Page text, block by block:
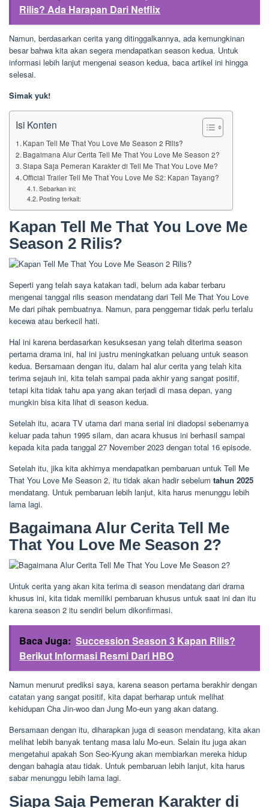
Rilis? Ada Harapan Dari Netflix
Namun, berdasarkan cerita yang ditinggalkannya, ada kemungkinan
besar bahwa kita akan segera mendapatkan season kedua. Untuk
informasi lebih lanjut mengenai season kedua, baca artikel ini hingga
selesai.
Simak yuk!
Isi Konten
Kapan Tell Me That You Love Me Season 2 Rilis?
Bagaimana Alur Cerita Tell Me That You Love Me Season 2?
Siapa Saja Pemeran Karakter di Tell Me That You Love Me?
Official Trailer Tell Me That You Love Me S2: Kapan Tayang?
Sebarkan ini:
Posting terkait:
Kapan Tell Me That You Love Me
Season 2 Rilis?
Seperti yang telah saya katakan tadi, belum ada kabar terbaru
mengenai tanggal rilis season mendatang dari Tell Me That You Love
Me dari pihak pembuatnya. Namun, para penggemar tidak perlu terlalu
kecewa atau berkecil hati.
Hal ini karena berdasarkan kesuksesan yang telah diterima season
pertama drama ini, hal ini justru meningkatkan peluang untuk season
kedua. Bersamaan dengan itu, dalam hal alur cerita yang telah kita
terima sejauh ini, kita telah sampai pada akhir yang sangat positif,
tetapi kita tidak tahu apa yang akan terjadi di masa depan, yang
mungkin bisa kita lihat di season kedua.
Setelah itu, acara TV utama dari mana serial ini diadopsi sebenarnya
keluar pada tahun 1995 silam, dan acara khusus ini berhasil sampai
kepada kita pada tanggal 27 November 2023 dengan total 16 episode.
Setelah itu, jika kita akhirnya mendapatkan pembaruan untuk Tell Me
That You Love Me Season 2, itu tidak akan hadir sebelum tahun 2025
mendatang. Untuk pembaruan lebih lanjut, kita harus menunggu lebih
lama lagi.
Bagaimana Alur Cerita Tell Me
That You Love Me Season 2?
Untuk cerita yang akan kita terima di season mendatang dari drama
khusus ini, kita tidak memiliki pembaruan khusus untuk saat ini dan itu
karena season 2 itu sendiri belum dikonfirmasi.
Baca Juga: Succession Season 3 Kapan Rilis?
Berikut Informasi Resmi Dari HBO
Namun menurut prediksi saya, karena season pertama berakhir dengan
catatan yang sangat positif, kita dapat berharap untuk melihat
kehidupan Cha Jin-woo dan Jung Mo-eun yang akan datang.
Bersamaan dengan itu, diharapkan juga di season mendatang, kita akan
melihat lebih banyak tentang masa lalu Mo-eun. Selain itu juga akan
mengetahui apakah Son Seo-Kyung akan membiarkan mereka hidup
dengan bahagia atau tidak. Untuk pembaruan lebih lanjut, kita harus
sabar menunggu lebih lama lagi.
Siapa Saja Pemeran Karakter di